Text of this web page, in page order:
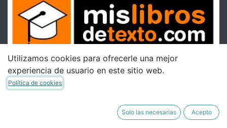
Utilizamos cookies para ofrecerle una mejor
experiencia de usuario en este sitio web.
Política de cookies
Solo las necesarias Acepto